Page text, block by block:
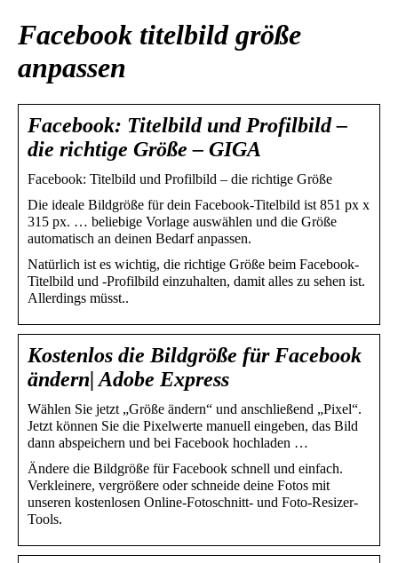
Facebook titelbild größe
anpassen
Facebook: Titelbild und Profilbild –
die richtige Größe – GIGA
Facebook: Titelbild und Profilbild – die richtige Größe
Die ideale Bildgröße für dein Facebook-Titelbild ist 851 px x
315 px. … beliebige Vorlage auswählen und die Größe
automatisch an deinen Bedarf anpassen.
Natürlich ist es wichtig, die richtige Größe beim Facebook-
Titelbild und -Profilbild einzuhalten, damit alles zu sehen ist.
Allerdings müsst..
Kostenlos die Bildgröße für Facebook
ändern| Adobe Express
Wählen Sie jetzt „Größe ändern“ und anschließend „Pixel“.
Jetzt können Sie die Pixelwerte manuell eingeben, das Bild
dann abspeichern und bei Facebook hochladen …
Ändere die Bildgröße für Facebook schnell und einfach.
Verkleinere, vergrößere oder schneide deine Fotos mit
unseren kostenlosen Online-Fotoschnitt- und Foto-Resizer-
Tools.